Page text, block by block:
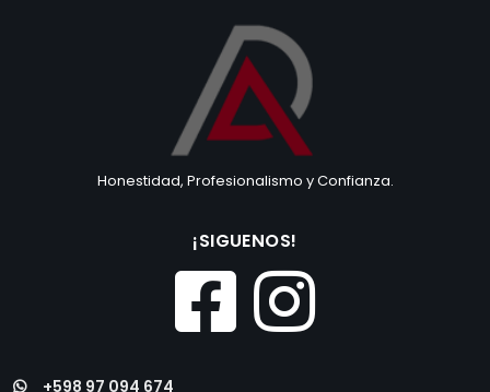
Honestidad, Profesionalismo y Confianza.
¡SIGUENOS!
+598 97 094 674